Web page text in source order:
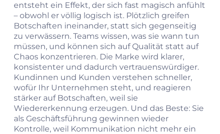
entsteht ein Effekt, der sich fast magisch anfühlt
– obwohl er völlig logisch ist. Plötzlich greifen
Botschaften ineinander, statt sich gegenseitig
zu verwässern. Teams wissen, was sie wann tun
müssen, und können sich auf Qualität statt auf
Chaos konzentrieren. Die Marke wird klarer,
konsistenter und dadurch vertrauenswürdiger.
Kundinnen und Kunden verstehen schneller,
wofür Ihr Unternehmen steht, und reagieren
stärker auf Botschaften, weil sie
Wiedererkennung erzeugen. Und das Beste: Sie
als Geschäftsführung gewinnen wieder
Kontrolle, weil Kommunikation nicht mehr ein